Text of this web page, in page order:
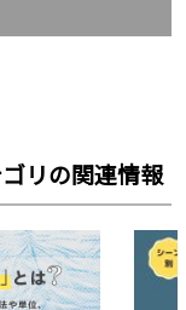
リの関連情報